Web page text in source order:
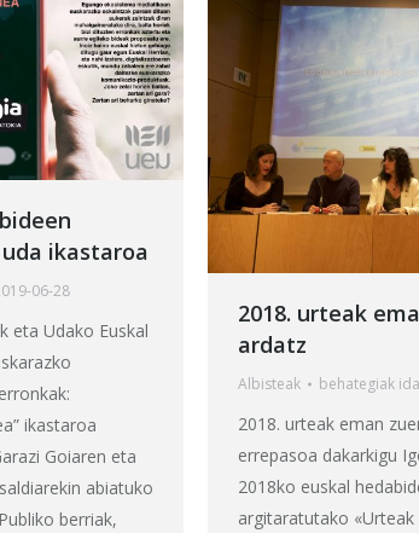
ikastaroa
06-28
eta Udako Euskal
ikastaroa
Goiaren eta
abiatuko
berriak,
2018. urteak
ardatz
Albisteak behategiak
2018. urteak eman
errepasoa dakarkigu
2018ko euskal
argitaratutako